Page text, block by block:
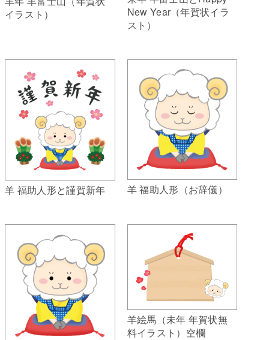
イラスト）
New Year（年賀状イラ
スト）
羊 福助人形と謹賀新年 羊 福助人形（お辞儀）
羊絵馬（未年 年賀状無
料イラスト）空欄